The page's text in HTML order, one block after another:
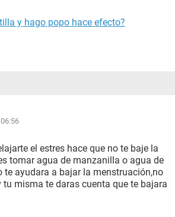
y hago popo hace efecto?
el estres hace que no te baje la
tomar agua de manzanilla o agua de
te ayudara a bajar la menstruación,no
tu misma te daras cuenta que te bajara